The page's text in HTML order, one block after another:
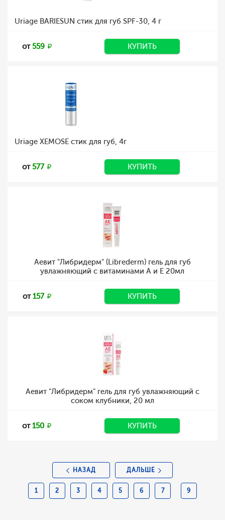
Uriage BARIESUN стик для губ SPF-30, 4 г
от559 КУПИТЬ
Uriage XEMOSE стик для губ, 4г
от577 КУПИТЬ
Аевит "Либридерм" (Librederm) гель для губ
увлажняющий с витаминами А и Е 20мл
от157 КУПИТЬ
Аевит "Либридерм" гель для губ увлажняющий с
соком клубники, 20 мл
от150 КУПИТЬ
НАЗАД
1 2 3 4 5 6 7 9
ДАЛЬШЕ